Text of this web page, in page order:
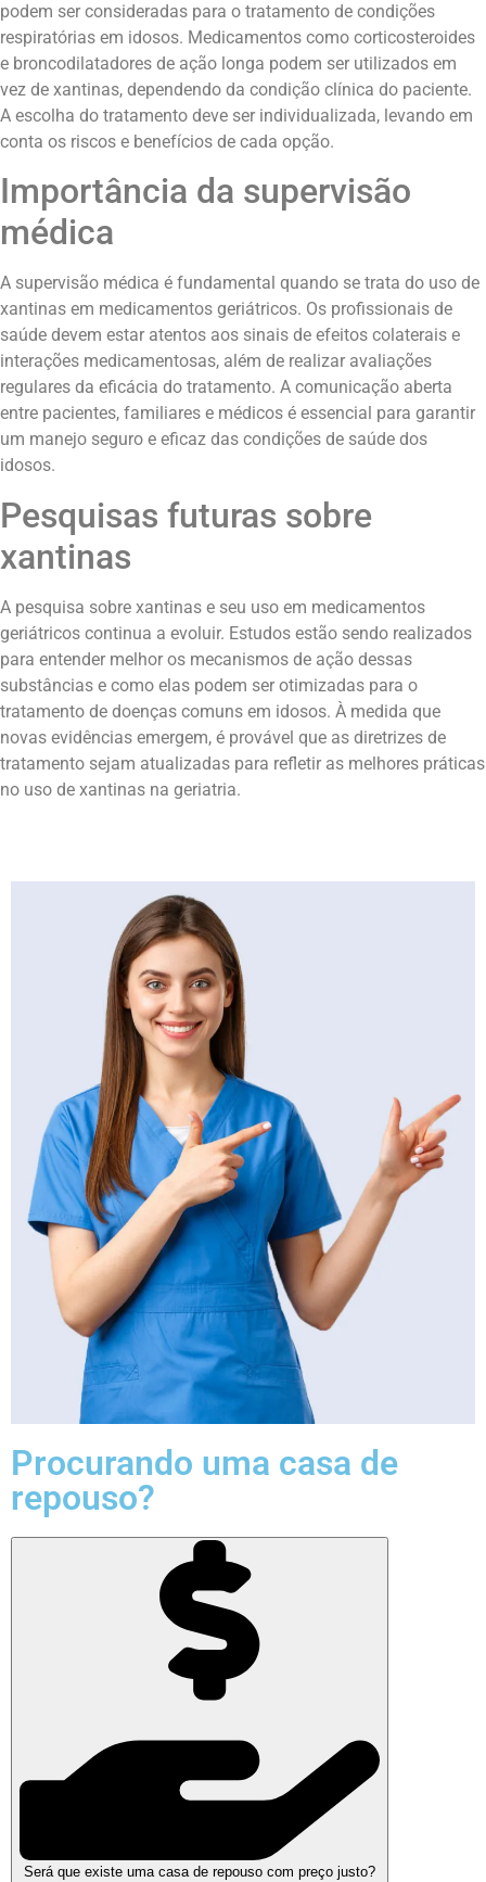
podem ser consideradas para o tratamento de condições
respiratórias em idosos. Medicamentos como corticosteroides
e broncodilatadores de ação longa podem ser utilizados em
vez de xantinas, dependendo da condição clínica do paciente.
A escolha do tratamento deve ser individualizada, levando em
conta os riscos e benefícios de cada opção.
Importância da supervisão
médica
A supervisão médica é fundamental quando se trata do uso de
xantinas em medicamentos geriátricos. Os profissionais de
saúde devem estar atentos aos sinais de efeitos colaterais e
interações medicamentosas, além de realizar avaliações
regulares da eficácia do tratamento. A comunicação aberta
entre pacientes, familiares e médicos é essencial para garantir
um manejo seguro e eficaz das condições de saúde dos
idosos.
Pesquisas futuras sobre
xantinas
A pesquisa sobre xantinas e seu uso em medicamentos
geriátricos continua a evoluir. Estudos estão sendo realizados
para entender melhor os mecanismos de ação dessas
substâncias e como elas podem ser otimizadas para o
tratamento de doenças comuns em idosos. À medida que
novas evidências emergem, é provável que as diretrizes de
tratamento sejam atualizadas para refletir as melhores práticas
no uso de xantinas na geriatria.
Procurando uma casa de
repouso?
Será que existe uma casa de repouso com preço justo?